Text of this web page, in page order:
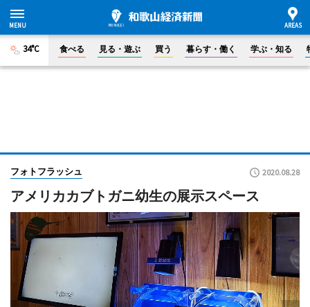
34°C 食べる 見る・遊ぶ 買う 暮らす・働く 学ぶ・知る
フォトフラッシュ 2020.08.28
アメリカカブトガニ幼生の展示スペース